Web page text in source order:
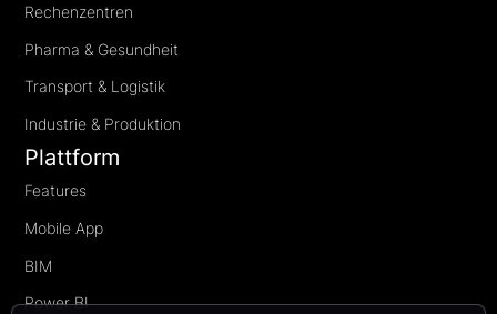
Rechenzentren
Pharma & Gesundheit
Transport & Logistik
Industrie & Produktion
Plattform
Features
Mobile App
BIM
Power BI